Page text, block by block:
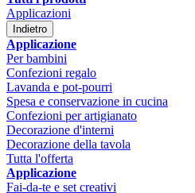
Applicazioni
Indietro
Applicazione
Per bambini
Confezioni regalo
Lavanda e pot-pourri
Spesa e conservazione in cucina
Confezioni per artigianato
Decorazione d'interni
Decorazione della tavola
Tutta l'offerta
Applicazione
Fai-da-te e set creativi